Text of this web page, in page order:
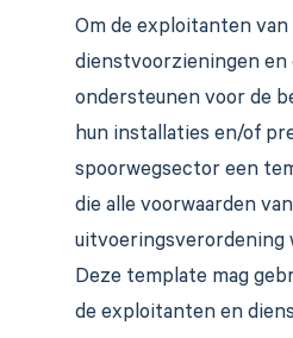
Om de exploitanten van
dienstvoorzieningen
ondersteunen voor de
hun installaties en/of
spoorwegsector een
die alle voorwaarden
uitvoeringsverordening
Deze template mag
de exploitanten en